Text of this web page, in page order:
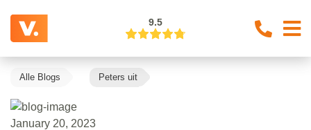
9.5
Alle Blogs Peters uit
January 20, 2023